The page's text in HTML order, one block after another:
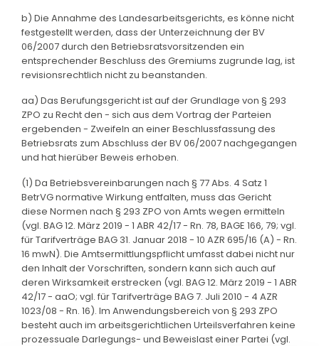
b) Die Annahme des Landesarbeitsgerichts, es könne nicht
festgestellt werden, dass der Unterzeichnung der BV
06/2007 durch den Betriebsratsvorsitzenden ein
entsprechender Beschluss des Gremiums zugrunde lag, ist
revisionsrechtlich nicht zu beanstanden.
aa) Das Berufungsgericht ist auf der Grundlage von § 293
ZPO zu Recht den - sich aus dem Vortrag der Parteien
ergebenden - Zweifeln an einer Beschlussfassung des
Betriebsrats zum Abschluss der BV 06/2007 nachgegangen
und hat hierüber Beweis erhoben.
(1) Da Betriebsvereinbarungen nach § 77 Abs. 4 Satz 1
BetrVG normative Wirkung entfalten, muss das Gericht
diese Normen nach § 293 ZPO von Amts wegen ermitteln
(vgl. BAG 12. März 2019 - 1 ABR 42/17 - Rn. 78, BAGE 166, 79; vgl.
für Tarifverträge BAG 31. Januar 2018 - 10 AZR 695/16 (A) - Rn.
16 mwN). Die Amtsermittlungspflicht umfasst dabei nicht nur
den Inhalt der Vorschriften, sondern kann sich auch auf
deren Wirksamkeit erstrecken (vgl. BAG 12. März 2019 - 1 ABR
42/17 - aaO; vgl. für Tarifverträge BAG 7. Juli 2010 - 4 AZR
1023/08 - Rn. 16). Im Anwendungsbereich von § 293 ZPO
besteht auch im arbeitsgerichtlichen Urteilsverfahren keine
prozessuale Darlegungs- und Beweislast einer Partei (vgl.